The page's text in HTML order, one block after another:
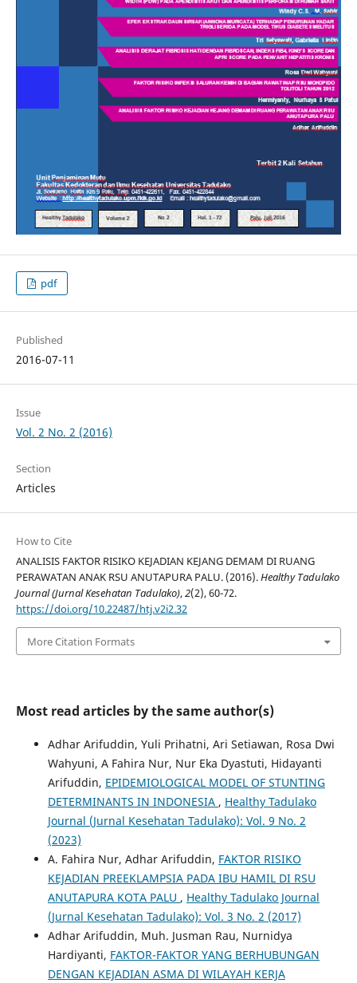
pdf
Published
2016-07-11
Issue
Vol. 2 No. 2 (2016)
Section
Articles
How to Cite
ANALISIS FAKTOR RISIKO KEJADIAN KEJANG DEMAM DI RUANG
PERAWATAN ANAK RSU ANUTAPURA PALU. (2016).Healthy Tadulako
Journal (Jurnal Kesehatan Tadulako),2(2), 60-72.
https://doi.org/10.22487/htj.v2i2.32
More Citation Formats
Most read articles by the same author(s)
Adhar Arifuddin, Yuli Prihatni, Ari Setiawan, Rosa Dwi
Wahyuni, A Fahira Nur, Nur Eka Dyastuti, Hidayanti
Arifuddin, EPIDEMIOLOGICAL MODEL OF STUNTING
DETERMINANTS IN INDONESIA , Healthy Tadulako
Journal (Jurnal Kesehatan Tadulako): Vol. 9 No. 2
(2023)
A. Fahira Nur, Adhar Arifuddin, FAKTOR RISIKO
KEJADIAN PREEKLAMPSIA PADA IBU HAMIL DI RSU
ANUTAPURA KOTA PALU , Healthy Tadulako Journal
(Jurnal Kesehatan Tadulako): Vol. 3 No. 2 (2017)
Adhar Arifuddin, Muh. Jusman Rau, Nurnidya
Hardiyanti, FAKTOR-FAKTOR YANG BERHUBUNGAN
DENGAN KEJADIAN ASMA DI WILAYAH KERJA